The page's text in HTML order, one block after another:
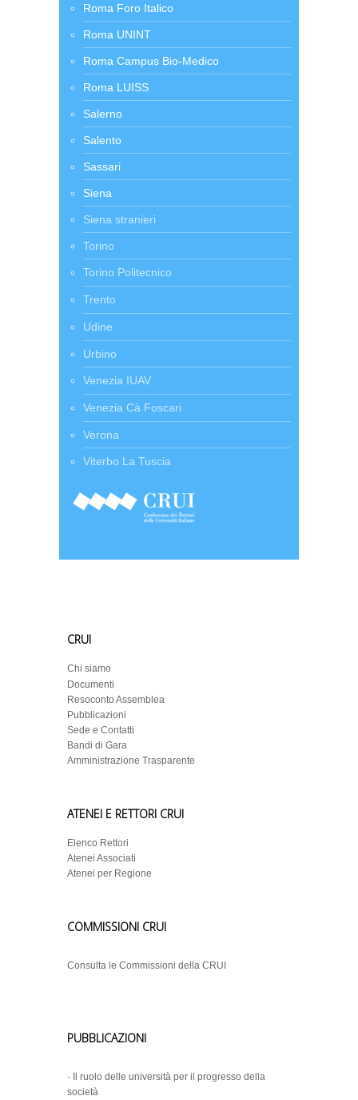
Roma Foro Italico
Roma UNINT
Roma Campus Bio-Medico
Roma LUISS
Salerno
Salento
Sassari
Siena
Siena stranieri
Torino
Torino Politecnico
Trento
Udine
Urbino
Venezia IUAV
Venezia Cà Foscari
Verona
Viterbo La Tuscia
CRUI
Chi siamo
Documenti
Resoconto Assemblea
Pubblicazioni
Sede e Contatti
Bandi di Gara
Amministrazione Trasparente
ATENEI E RETTORI CRUI
Elenco Rettori
Atenei Associati
Atenei per Regione
COMMISSIONI CRUI
Consulta le Commissioni della CRUI
PUBBLICAZIONI
-
Il ruolo delle università per il progresso della
società